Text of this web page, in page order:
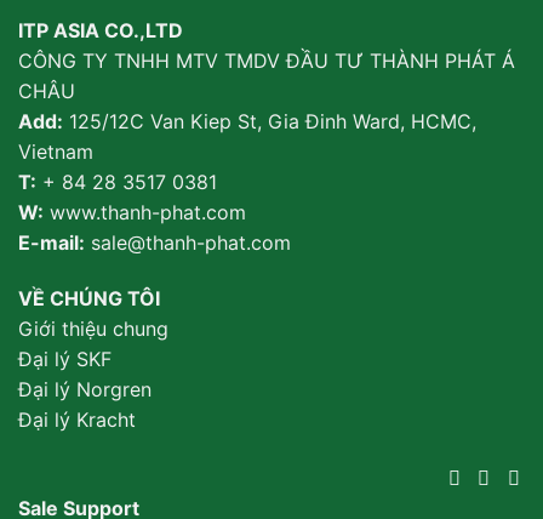
ITP ASIA CO.,LTD
CÔNG TY TNHH MTV TMDV ĐẦU TƯ THÀNH PHÁT Á
CHÂU
Add: 125/12C Van Kiep St, Gia Đinh Ward, HCMC,
Vietnam
T: + 84 28 3517 0381
W: www.thanh-phat.com
E-mail: sale@thanh-phat.com
VỀ CHÚNG TÔI
Giới thiệu chung
Đại lý SKF
Đại lý Norgren
Đại lý Kracht
Sale Support